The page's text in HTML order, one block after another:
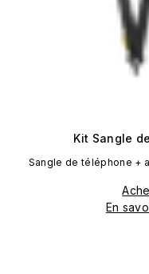
Kit Sangle
Sangle de téléphone +
En